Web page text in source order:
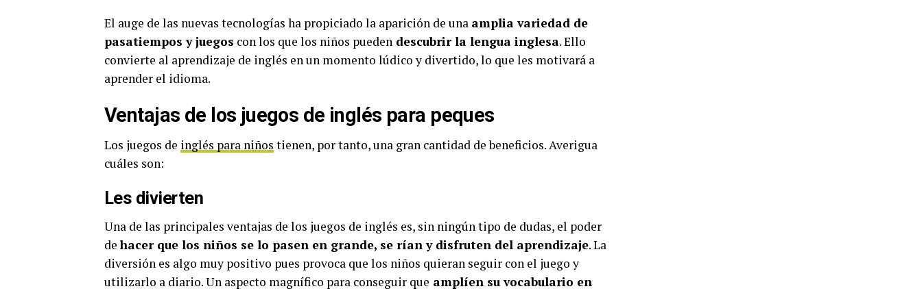
El auge de las nuevas tecnologías ha propiciado la aparición de una amplia variedad de
pasatiempos y juegos con los que los niños pueden descubrir la lengua inglesa. Ello
convierte al aprendizaje de inglés en un momento lúdico y divertido, lo que les motivará a
aprender el idioma.
Ventajas de los juegos de inglés para peques
Los juegos de inglés para niños tienen, por tanto, una gran cantidad de beneficios. Averigua
cuáles son:
Les divierten
Una de las principales ventajas de los juegos de inglés es, sin ningún tipo de dudas, el poder
dehacer que los niños se lo pasen en grande, se rían y disfruten del aprendizaje. La
diversión es algo muy positivo pues provoca que los niños quieran seguir con el juego y
utilizarlo a diario. Un aspecto magnífico para conseguir que amplíen su vocabulario en